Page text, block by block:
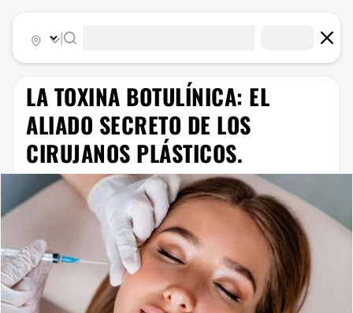
LA TOXINA BOTULÍNICA: EL
ALIADO SECRETO DE LOS
CIRUJANOS PLÁSTICOS.